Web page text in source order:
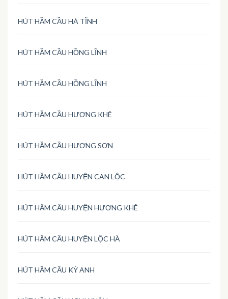
HÚT HẦM CẦU HÀ TĨNH
HÚT HẦM CẦU HỒNG LĨNH
HÚT HẦM CẦU HỒNG LĨNH
HÚT HẦM CẦU HƯƠNG KHÊ
HÚT HẦM CẦU HƯƠNG SƠN
HÚT HẦM CẦU HUYỆN CAN LỘC
HÚT HẦM CẦU HUYỆN HƯƠNG KHÊ
HÚT HẦM CẦU HUYỆN LỘC HÀ
HÚT HẦM CẦU KỲ ANH